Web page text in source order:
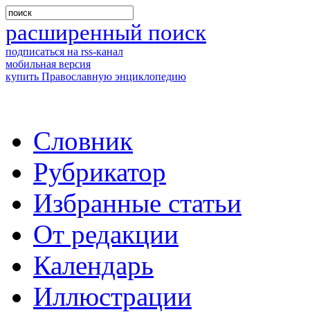
расширенный поиск
подписаться на rss-канал
мобильная версия
купить Православную энциклопедию
Словник
Рубрикатор
Избранные статьи
От редакции
Календарь
Иллюстрации